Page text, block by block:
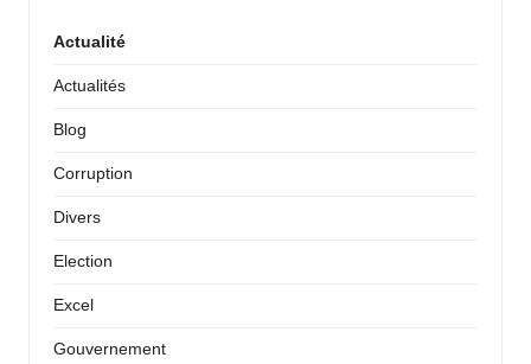
Actualité
Actualités
Blog
Corruption
Divers
Election
Excel
Gouvernement